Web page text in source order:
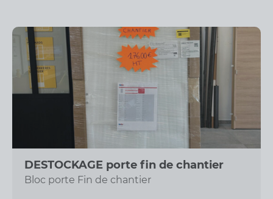
DESTOCKAGE porte fin de chantier
Bloc porte Fin de chantier